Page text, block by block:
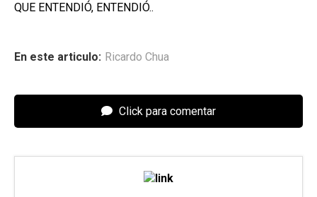
QUE ENTENDIÓ, ENTENDIÓ..
En este articulo: Ricardo Chua
Click para comentar